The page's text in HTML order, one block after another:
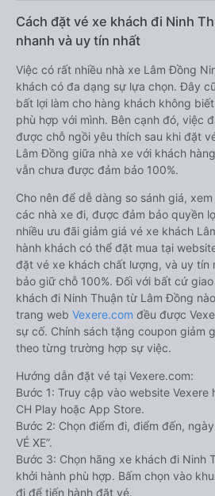
Cách đặt vé xe khách đi Ninh
nhanh và uy tín nhất
Việc có rất nhiều nhà xe Lâm Đồng
khách có đa dạng sự lựa chọn. Đây
bất lợi làm cho hàng khách không
phù hợp với mình. Bên cạnh đó, việc
được chỗ ngồi yêu thích sau khi đặt
Lâm Đồng giữa nhà xe với khách
vẫn chưa được đảm bảo 100%.
Cho nên để dễ dàng so sánh giá,
các nhà xe đi, được đảm bảo quyền
nhiều ưu đãi giảm giá vé xe khách
hành khách có thể đặt mua tại
đặt vé xe khách chất lượng, và uy tín
bảo giữ chỗ 100%. Đối với bất cứ
khách đi Ninh Thuận từ Lâm Đồng
trang web Vexere.com đều được
sự cố. Chính sách tặng coupon giảm
theo từng trường hợp sự việc.
Hướng dẫn đặt vé tại Vexere.com:
Bước 1: Truy cập vào website Vexere
CH Play hoặc App Store.
Bước 2: Chọn điểm đi, điểm đến,
VÉ XE”.
Bước 3: Chọn hãng xe khách đi Ninh
khởi hành phù hợp. Bấm chọn vào
đi để tiến hành đặt vé.